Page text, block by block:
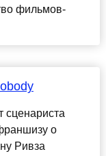
фильмов-
сценариста
о
Ривза